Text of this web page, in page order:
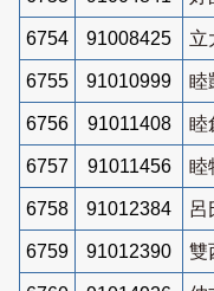
6754 91008425 立
6755 91010999 睦
6756 91011408 睦
6757 91011456 睦
6758 91012384 呂
6759 91012390 雙